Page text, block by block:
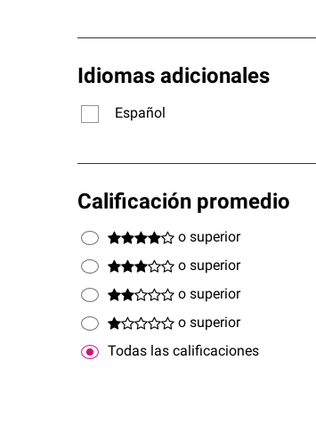
Idiomas adicionales
Español
Calificación promedio
o superior
o superior
o superior
o superior
Todas las calificaciones